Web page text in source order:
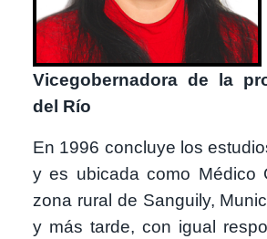
Vicegobernadora de la
del Río
En 1996 concluye los
y es ubicada como Médico
zona rural de Sanguily,
y más tarde, con igual